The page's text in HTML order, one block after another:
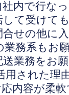
内で行な
て受けて
せの他に
務系もお
送業務をお
された理
内容が柔